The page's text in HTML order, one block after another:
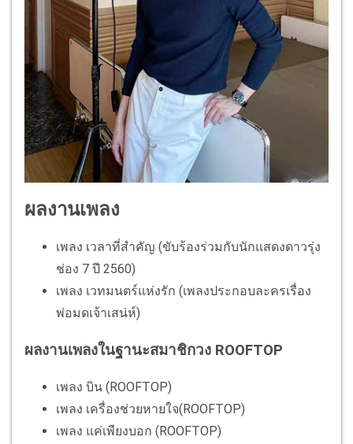
ผลงานเพลง​
เพลง​ เวลาที่สำคัญ​ (ขับร้องร่วมกับนักแสดงดาวรุ่ง
ช่อง​ 7​ ปี​ 2560)
เพลง​ เวทมนตร์​แห่ง​รัก​ (เพลงประกอบละคร​เรื่อง​
พ่อมดเจ้าเสน่ห์)​
ผลงานเพลงในฐานะสมาชิกวง ROOFTOP
เพลง​ บิน (ROOFTOP) ​
เพลง​ เครื่องช่วยหายใจ(ROOFTOP) ​
เพลง​ แค่เพียงบอก (ROOFTOP) ​